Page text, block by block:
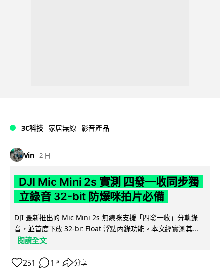
3C科技 家居無線 影音產品
Vin 2 日
DJI Mic Mini 2s 實測 四發一收同步獨
立錄音 32-bit 防爆咪拍片必備
DJI 最新推出的 Mic Mini 2s 無線咪支援「四發一收」分軌錄
音，並首度下放 32-bit Float 浮點內錄功能。本文經實測其...
閱讀全文
251 1 ↗ 分享